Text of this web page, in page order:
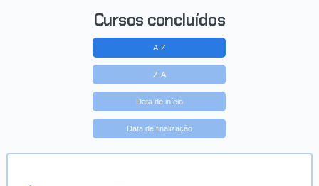
Cursos concluídos
A-Z
Z-A
Data de início
Data de finalização